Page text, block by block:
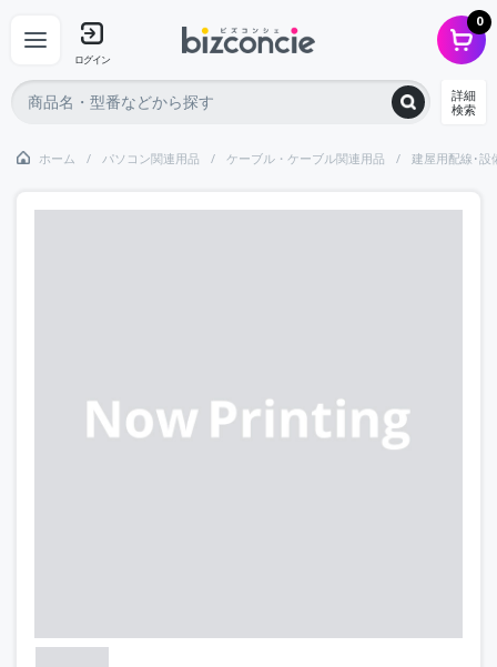
ログイン
0
詳細
検索
ホーム パソコン関連用品 ケーブル・ケーブル関連用品 建屋用配線･設